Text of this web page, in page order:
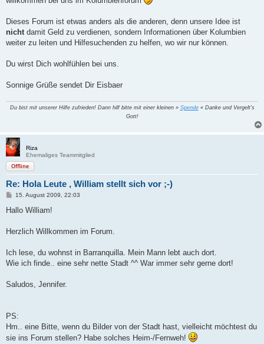
Dieses Forum ist etwas anders als die anderen, denn unsere Idee ist
nichtdamit Geld zu verdienen, sondern Informationen über Kolumbien
weiter zu leiten und Hilfesuchenden zu helfen, wo wir nur können.
Du wirst Dich wohlfühlen bei uns.
Sonnige Grüße sendet Dir Eisbaer
Du bist mit unserer Hilfe zufrieden! Dann hilf bitte mit einer kleinen » Spende« Danke und Vergelt's
Gott!
Riza
Ehemaliges Teammitglied
Offline
Re: Hola Leute , William stellt sich vor ;-)
B
i
a
15. August 2009, 22:03
Hallo William!
Herzlich Willkommen im Forum.
Ich lese, du wohnst in Barranquilla. Mein Mann lebt auch dort.
Wie ich finde.. eine sehr nette Stadt ^^ War immer sehr gerne dort!
Saludos, Jennifer.
PS:
Hm.. eine Bitte, wenn du Bilder von der Stadt hast, vielleicht möchtest du
sie ins Forum stellen? Habe solches Heim-/Fernweh!